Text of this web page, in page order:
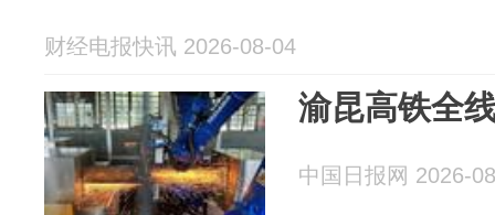
财经电报快讯 2026-08-04
渝昆高铁全
中国日报网 2026-